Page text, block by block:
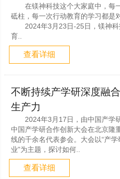
在镁神科技这个大家庭中，每
砥柱，每一次行动教育的学习都是
2024年3月23日-25日，镁神科
育..
查看详细
不断持续产学研深度融
生产力
2024年3月17日，由中国产学
中国产学研合作创新大会在北京隆
线的千余名代表参会。大会以“产
业”为主题，探讨如何..
查看详细